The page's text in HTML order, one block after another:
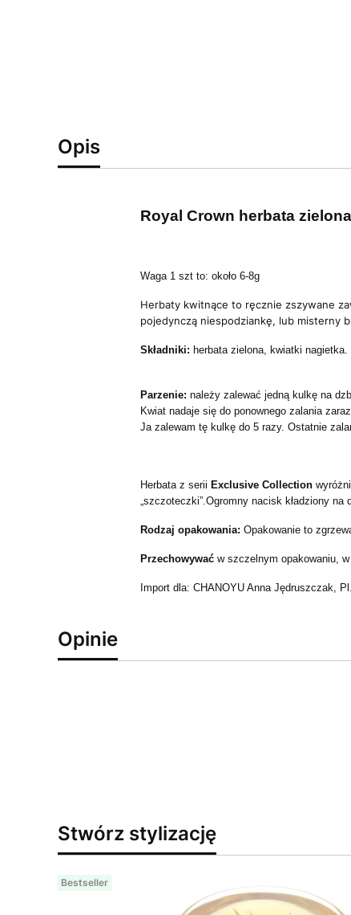
Opis
Royal Crown herbata zielona
Waga 1 szt to: około 6-8g
Herbaty kwitnące to ręcznie zszywane
pojedynczą niespodziankę, lub misterny
Składniki: herbata zielona, kwiatki nagietka.
Parzenie: należy zalewać jedną kulkę na
Kwiat nadaje się do ponownego zalania
Ja zalewam tę kulkę do 5 razy. Ostatnie
Herbata z serii Exclusive Collection
„szczoteczki”.Ogromny nacisk kładziony
Rodzaj opakowania: Opakowanie to
Przechowywaćw szczelnym opakowaniu,
Import dla: CHANOYU Anna Jędruszczak,
Opinie
Stwórz stylizację
Bestseller